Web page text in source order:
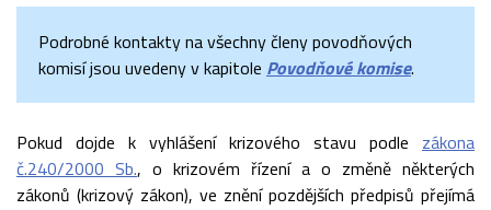
Podrobné kontakty na všechny členy povodňových
komisí jsou uvedeny v kapitole Povodňové komise.
Pokud dojde k vyhlášení krizového stavu podle zákona
č.240/2000 Sb., o krizovém řízení a o změně některých
zákonů (krizový zákon), ve znění pozdějších předpisů přejímá